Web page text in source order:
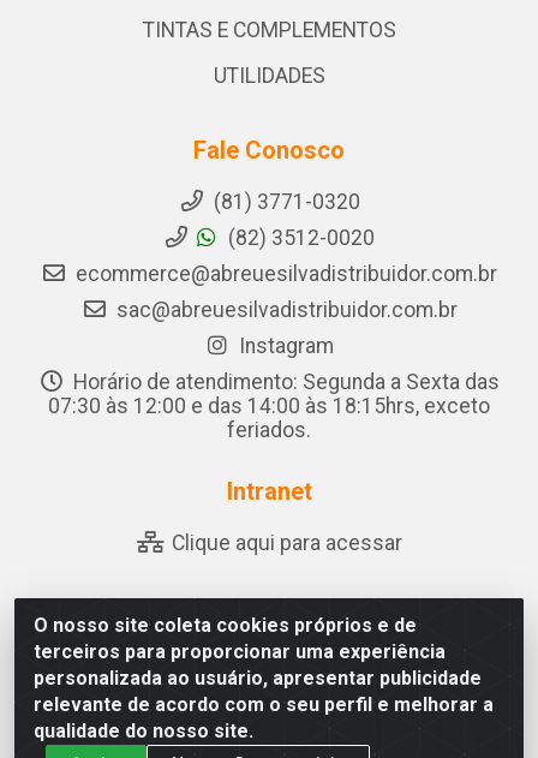
O nosso site coleta cookies próprios e de
terceiros para proporcionar uma experiência
personalizada ao usuário, apresentar publicidade
relevante de acordo com o seu perfil e melhorar a
qualidade do nosso site.
TINTAS E COMPLEMENTOS
UTILIDADES
Fale Conosco
(81) 3771-0320
(82) 3512-0020
ecommerce@abreuesilvadistribuidor.com.br
sac@abreuesilvadistribuidor.com.br
Instagram
Horário de atendimento: Segunda a Sexta das
07:30 às 12:00 e das 14:00 às 18:15hrs, exceto
feriados.
Intranet
Clique aqui para acessar
Abreu & Silva - Rua Padre Jose de Souza Leite, 265 - Ariado,
Olho D'Água das Flores/AL - CEP 57.442-000 - CNPJ
04.790.656/0001-06